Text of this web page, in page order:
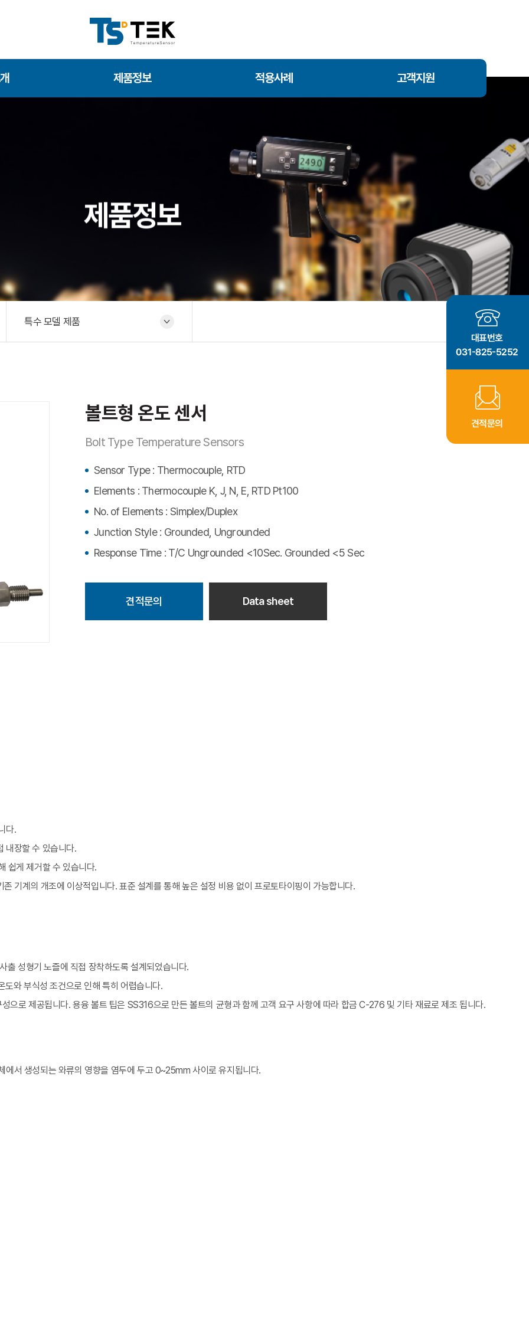
제품정보 적용사례 고객지원
제품정보
특수 모델 제품
볼트형 온도 센서
Bolt Type Temperature Sensors
Sensor Type : Thermocouple, RTD
Elements : Thermocouple K, J, N, E, RTD Pt100
No. of Elements : Simplex/Duplex
Junction Style : Grounded, Ungrounded
Response Time : T/C Ungrounded <10Sec. Grounded <5 Sec
견적문의 Data sheet
다.
내장할 수 있습니다.
쉽게 제거할 수 있습니다.
기계의 개조에 이상적입니다. 표준 설계를 통해 높은 설정 비용 없이 프로토타이핑이 가능합니다.
성형기 노즐에 직접 장착하도록 설계되었습니다.
와 부식성 조건으로 인해 특히 어렵습니다.
으로 제공됩니다. 용융 볼트 팁은 SS316으로 만든 볼트의 균형과 함께 고객 요구 사항에 따라 합금 C-276 및 기타 재료로 제조 됩니다.
에서 생성되는 와류의 영향을 염두에 두고 0~25mm 사이로 유지됩니다.